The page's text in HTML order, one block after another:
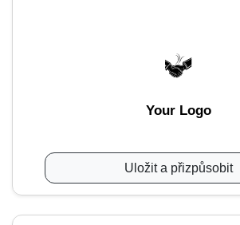
Your Logo
Uložit a přizpůsobit